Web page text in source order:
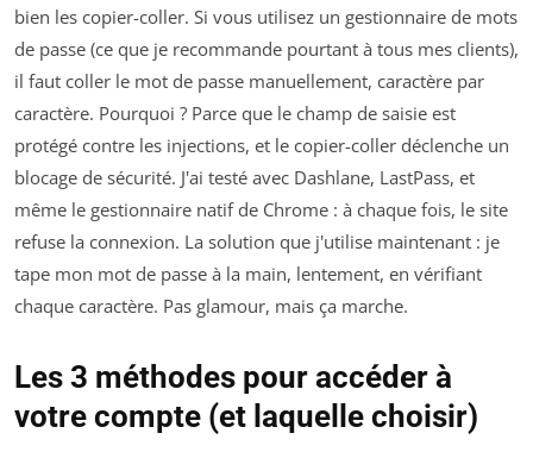
bien les copier-coller. Si vous utilisez un gestionnaire de mots
de passe (ce que je recommande pourtant à tous mes clients),
il faut coller le mot de passe manuellement, caractère par
caractère. Pourquoi ? Parce que le champ de saisie est
protégé contre les injections, et le copier-coller déclenche un
blocage de sécurité. J'ai testé avec Dashlane, LastPass, et
même le gestionnaire natif de Chrome : à chaque fois, le site
refuse la connexion. La solution que j'utilise maintenant : je
tape mon mot de passe à la main, lentement, en vérifiant
chaque caractère. Pas glamour, mais ça marche.
Les 3 méthodes pour accéder à
votre compte (et laquelle choisir)